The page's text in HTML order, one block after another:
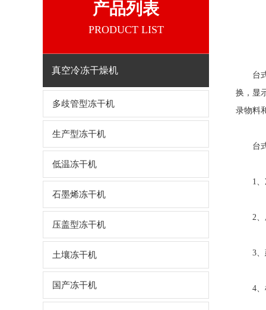
产品列表
PRODUCT LIST
真空冷冻干燥机
多歧管型冻干机
生产型冻干机
低温冻干机
石墨烯冻干机
压盖型冻干机
土壤冻干机
国产冻干机
台
换，显
录物料
台
1、冻
2、压
3、建
4、检